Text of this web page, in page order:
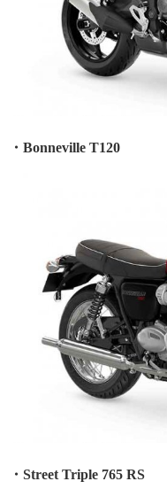
・Bonneville T120
・Street Triple 765 RS